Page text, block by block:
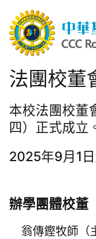
content
中華基督教會扶
法團校董
本校法團校董
四）正式成立
2025年9月1
辦學團體校董
翁傳鏗牧師（